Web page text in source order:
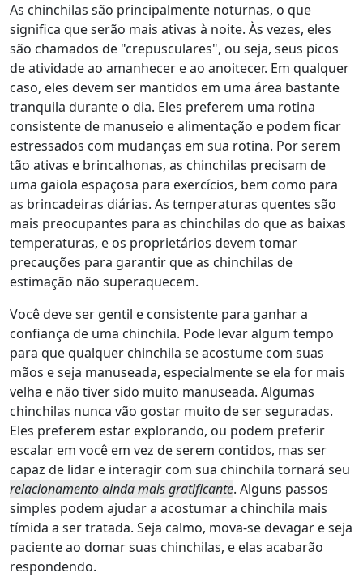
As chinchilas são principalmente noturnas, o que
significa que serão mais ativas à noite. Às vezes, eles
são chamados de "crepusculares", ou seja, seus picos
de atividade ao amanhecer e ao anoitecer. Em qualquer
caso, eles devem ser mantidos em uma área bastante
tranquila durante o dia. Eles preferem uma rotina
consistente de manuseio e alimentação e podem ficar
estressados com mudanças em sua rotina. Por serem
tão ativas e brincalhonas, as chinchilas precisam de
uma gaiola espaçosa para exercícios, bem como para
as brincadeiras diárias. As temperaturas quentes são
mais preocupantes para as chinchilas do que as baixas
temperaturas, e os proprietários devem tomar
precauções para garantir que as chinchilas de
estimação não superaquecem.
Você deve ser gentil e consistente para ganhar a
confiança de uma chinchila. Pode levar algum tempo
para que qualquer chinchila se acostume com suas
mãos e seja manuseada, especialmente se ela for mais
velha e não tiver sido muito manuseada. Algumas
chinchilas nunca vão gostar muito de ser seguradas.
Eles preferem estar explorando, ou podem preferir
escalar em você em vez de serem contidos, mas ser
capaz de lidar e interagir com sua chinchila tornará seu
relacionamento ainda mais gratificante. Alguns passos
simples podem ajudar a acostumar a chinchila mais
tímida a ser tratada. Seja calmo, mova-se devagar e seja
paciente ao domar suas chinchilas, e elas acabarão
respondendo.